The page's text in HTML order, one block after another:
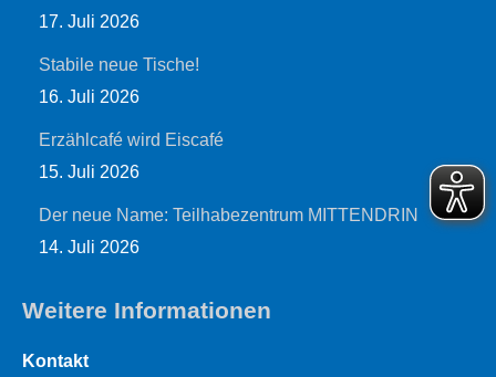
17. Juli 2026
Stabile neue Tische!
16. Juli 2026
Erzählcafé wird Eiscafé
15. Juli 2026
Der neue Name: Teilhabezentrum MITTENDRIN
14. Juli 2026
Weitere Informationen
Kontakt